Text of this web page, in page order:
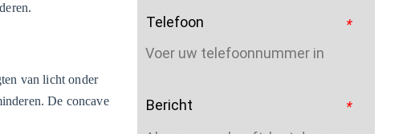
van licht onder
De concave
*
Telefoon
*
Bericht